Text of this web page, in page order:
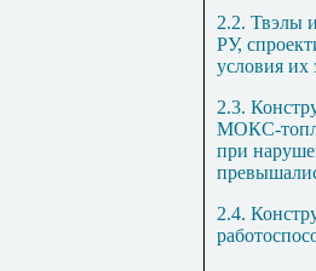
2.2. Твэлы
РУ,
условия их
2.3.
МОКС-
при
2.4.